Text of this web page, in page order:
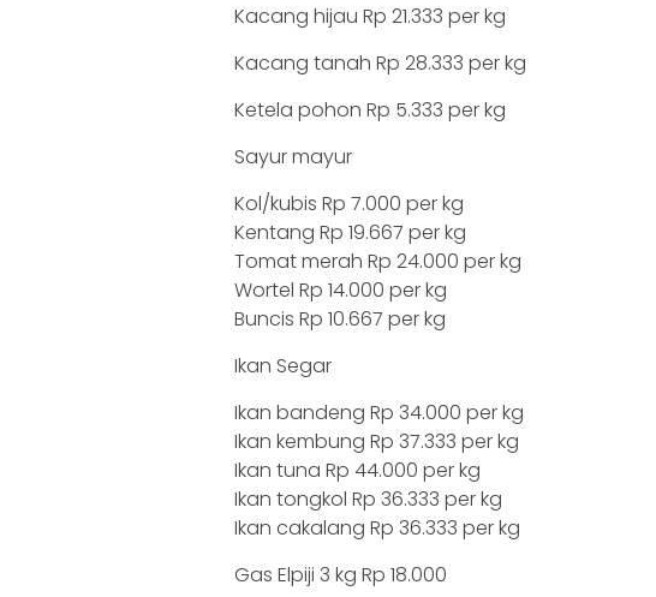
Kacang hijau Rp 21.333 per kg
Kacang tanah Rp 28.333 per kg
Ketela pohon Rp 5.333 per kg
Sayur mayur
Kol/kubis Rp 7.000 per kg
Kentang Rp 19.667 per kg
Tomat merah Rp 24.000 per kg
Wortel Rp 14.000 per kg
Buncis Rp 10.667 per kg
Ikan Segar
Ikan bandeng Rp 34.000 per kg
Ikan kembung Rp 37.333 per kg
Ikan tuna Rp 44.000 per kg
Ikan tongkol Rp 36.333 per kg
Ikan cakalang Rp 36.333 per kg
Gas Elpiji 3 kg Rp 18.000